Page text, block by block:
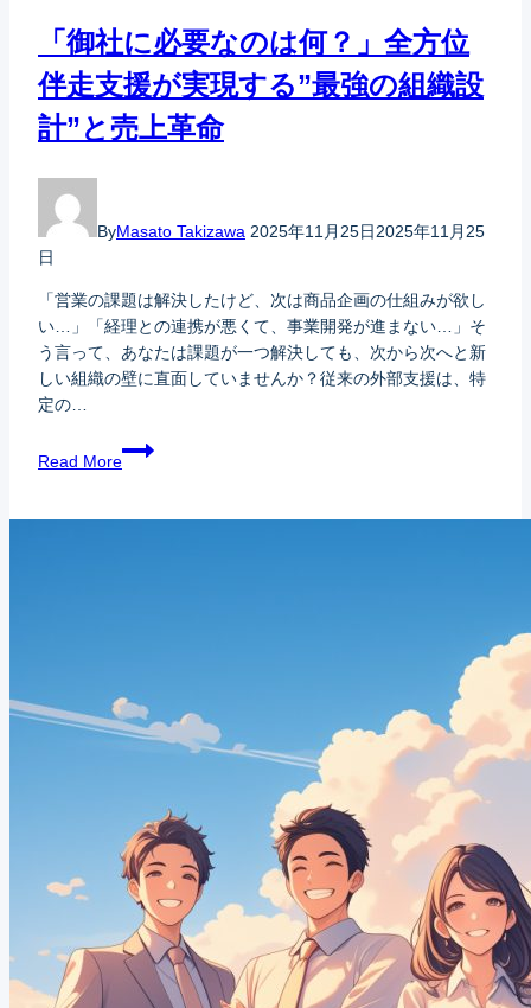
「御社に必要なのは何？」全方位
伴走支援が実現する”最強の組織設
計”と売上革命
ByMasato Takizawa 2025年11月25日2025年11月25
日
「営業の課題は解決したけど、次は商品企画の仕組みが欲し
い…」「経理との連携が悪くて、事業開発が進まない…」そ
う言って、あなたは課題が一つ解決しても、次から次へと新
しい組織の壁に直面していませんか？従来の外部支援は、特
定の…
Read More